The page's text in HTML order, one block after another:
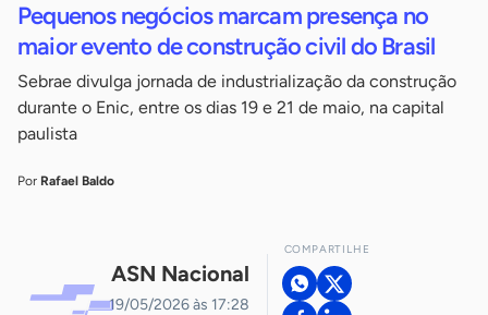
Pequenos negócios marcam presença no
maior evento de construção civil do Brasil
Sebrae divulga jornada de industrialização da construção
durante o Enic, entre os dias 19 e 21 de maio, na capital
paulista
Por Rafael Baldo
ASN Nacional
19/05/2026 às 17:28
COMPARTILHE